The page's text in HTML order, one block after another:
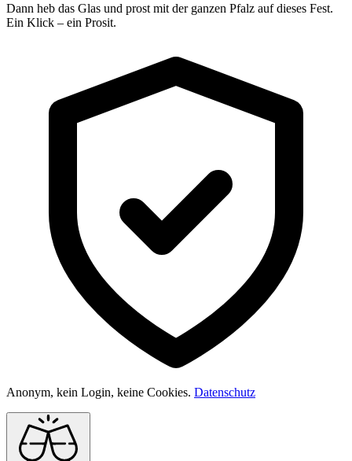
Dann heb das Glas und prost mit der ganzen Pfalz auf dieses Fest.
Ein Klick – ein Prosit.
Anonym, kein Login, keine Cookies. Datenschutz